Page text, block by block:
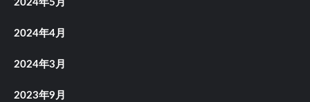
2024年5月
2024年4月
2024年3月
2023年9月